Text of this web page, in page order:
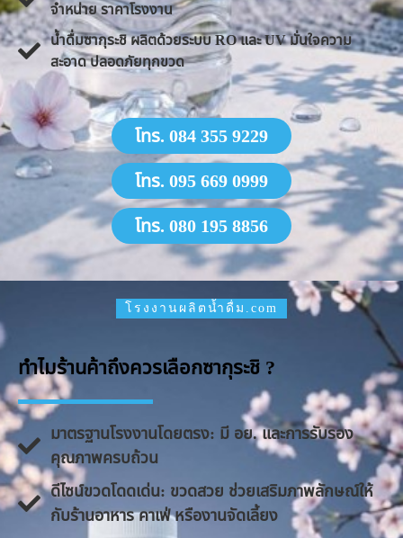
จำหน่าย ราคาโรงงาน
น้ำดื่มซากุระชิ ผลิตด้วยระบบ RO และ UV มั่นใจความ
สะอาด ปลอดภัยทุกขวด
โทร. 084 355 9229
โทร. 095 669 0999
โทร. 080 195 8856
โรงงานผลิตน้ำดื่ม.com
ทำไมร้านค้าถึงควรเลือกซากุระชิ ?
มาตรฐานโรงงานโดยตรง: มี อย. และการรับรอง
คุณภาพครบถ้วน
ดีไซน์ขวดโดดเด่น: ขวดสวย ช่วยเสริมภาพลักษณ์ให้
กับร้านอาหาร คาเฟ่ หรืองานจัดเลี้ยง